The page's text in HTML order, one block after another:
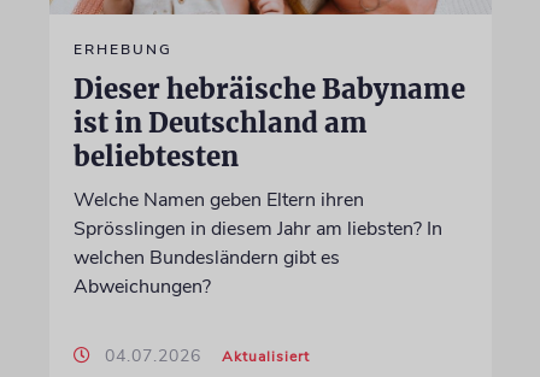
ERHEBUNG
Dieser hebräische Babyname
ist in Deutschland am
beliebtesten
Welche Namen geben Eltern ihren
Sprösslingen in diesem Jahr am liebsten? In
welchen Bundesländern gibt es
Abweichungen?
04.07.2026 Aktualisiert